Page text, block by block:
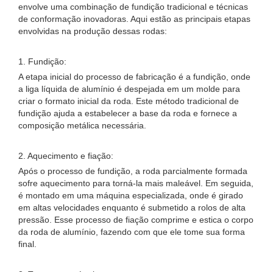
envolve uma combinação de fundição tradicional e técnicas
de conformação inovadoras. Aqui estão as principais etapas
envolvidas na produção dessas rodas:
1. Fundição:
A etapa inicial do processo de fabricação é a fundição, onde
a liga líquida de alumínio é despejada em um molde para
criar o formato inicial da roda. Este método tradicional de
fundição ajuda a estabelecer a base da roda e fornece a
composição metálica necessária.
2. Aquecimento e fiação:
Após o processo de fundição, a roda parcialmente formada
sofre aquecimento para torná-la mais maleável. Em seguida,
é montado em uma máquina especializada, onde é girado
em altas velocidades enquanto é submetido a rolos de alta
pressão. Esse processo de fiação comprime e estica o corpo
da roda de alumínio, fazendo com que ele tome sua forma
final.